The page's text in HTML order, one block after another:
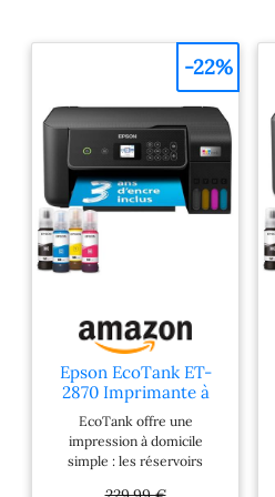
Epson EcoTank ET-
2870 Imprimante à
Réservoirs D’Encre |
Maison & Petit
Bureau | Wi-FI | A4 |
Imprimer, Copier,
Numériser | Écran
EcoTank offre une
impression à domicile
simple : les réservoirs
-22%